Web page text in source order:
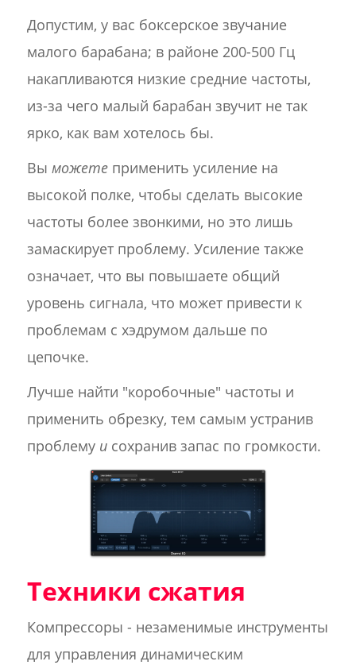
Допустим, у вас боксерское звучание
малого барабана; в районе 200-500 Гц
накапливаются низкие средние частоты,
из-за чего малый барабан звучит не так
ярко, как вам хотелось бы.
Вы можетеприменить усиление на
высокой полке, чтобы сделать высокие
частоты более звонкими, но это лишь
замаскирует проблему. Усиление также
означает, что вы повышаете общий
уровень сигнала, что может привести к
проблемам с хэдрумом дальше по
цепочке.
Лучше найти "коробочные" частоты и
применить обрезку, тем самым устранив
проблему исохранив запас по громкости.
Техники сжатия
Компрессоры - незаменимые инструменты
для управления динамическим